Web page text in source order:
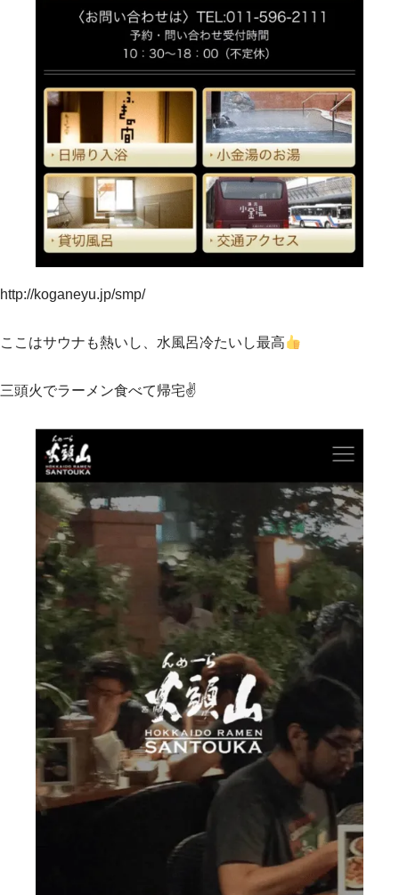
http://koganeyu.jp/smp/
ここはサウナも熱いし、水風呂冷たいし最高
三頭火でラーメン食べて帰宅✌️